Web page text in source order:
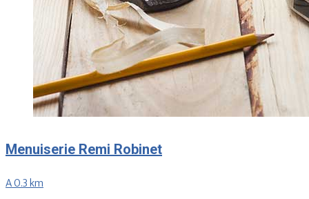
Menuiserie Remi Robinet
A 0.3 km